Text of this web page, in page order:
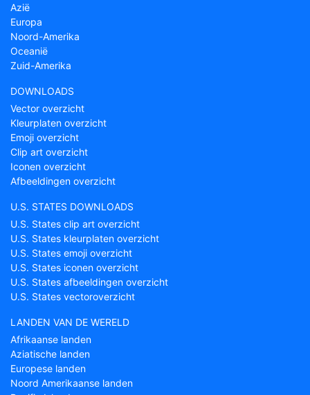
Azië
Europa
Noord-Amerika
Oceanië
Zuid-Amerika
DOWNLOADS
Vector overzicht
Kleurplaten overzicht
Emoji overzicht
Clip art overzicht
Iconen overzicht
Afbeeldingen overzicht
U.S. STATES DOWNLOADS
U.S. States clip art overzicht
U.S. States kleurplaten overzicht
U.S. States emoji overzicht
U.S. States iconen overzicht
U.S. States afbeeldingen overzicht
U.S. States vectoroverzicht
LANDEN VAN DE WERELD
Afrikaanse landen
Aziatische landen
Europese landen
Noord Amerikaanse landen